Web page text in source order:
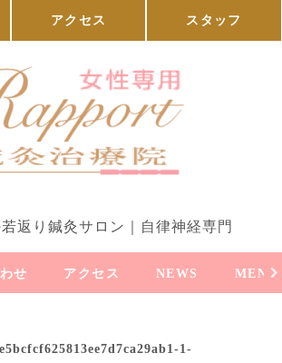
アクセス スタッフ
返り鍼灸サロン｜自律神経専門
せ アクセス NEWS MENU
1-